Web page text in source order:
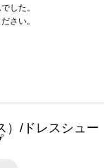
した。
さい。
）/ドレスシュー